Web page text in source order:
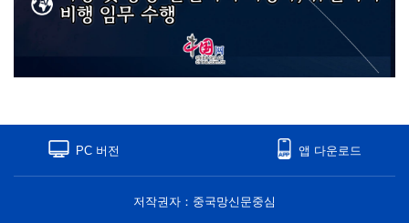
PC 버전 앱 다운로드
저작권자：중국망신문중심